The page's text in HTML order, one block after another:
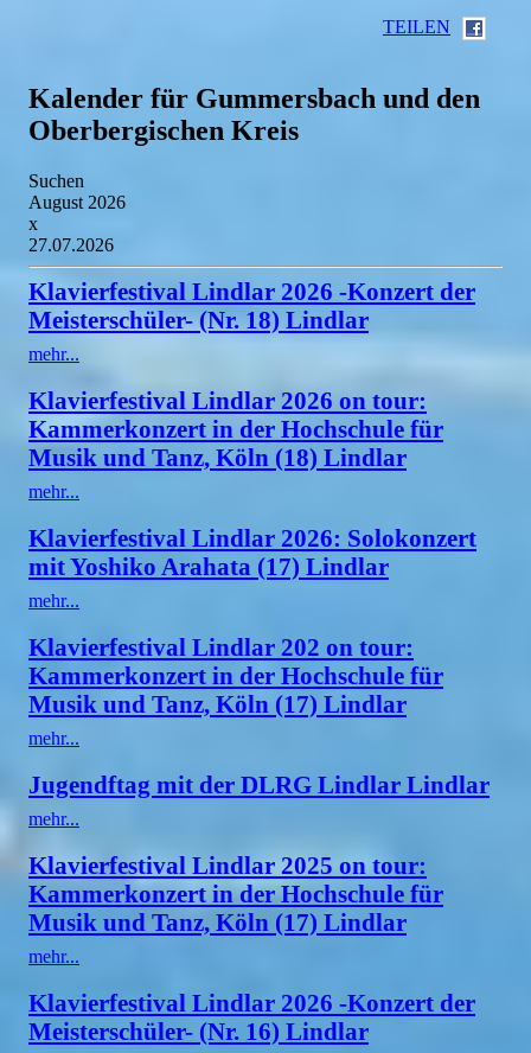
TEILEN
Kalender für Gummersbach und den
Oberbergischen Kreis
Suchen
August 2026
x
27.07.2026
Klavierfestival Lindlar 2026 -Konzert der
Meisterschüler- (Nr. 18) Lindlar
mehr...
Klavierfestival Lindlar 2026 on tour:
Kammerkonzert in der Hochschule für
Musik und Tanz, Köln (18) Lindlar
mehr...
Klavierfestival Lindlar 2026: Solokonzert
mit Yoshiko Arahata (17) Lindlar
mehr...
Klavierfestival Lindlar 202 on tour:
Kammerkonzert in der Hochschule für
Musik und Tanz, Köln (17) Lindlar
mehr...
Jugendftag mit der DLRG Lindlar Lindlar
mehr...
Klavierfestival Lindlar 2025 on tour:
Kammerkonzert in der Hochschule für
Musik und Tanz, Köln (17) Lindlar
mehr...
Klavierfestival Lindlar 2026 -Konzert der
Meisterschüler- (Nr. 16) Lindlar